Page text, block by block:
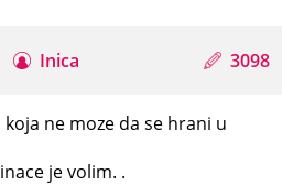
Inica 3098
ne moze da se hrani u
je volim. .